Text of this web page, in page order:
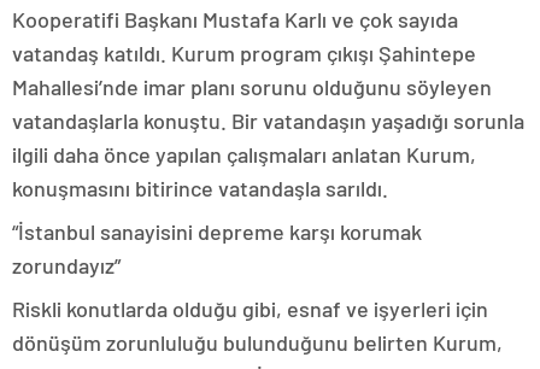
Kooperatifi Başkanı Mustafa Karlı ve çok sayıda
vatandaş katıldı. Kurum program çıkışı Şahintepe
Mahallesi’nde imar planı sorunu olduğunu söyleyen
vatandaşlarla konuştu. Bir vatandaşın yaşadığı sorunla
ilgili daha önce yapılan çalışmaları anlatan Kurum,
konuşmasını bitirince vatandaşla sarıldı.
“İstanbul sanayisini depreme karşı korumak
zorundayız”
Riskli konutlarda olduğu gibi, esnaf ve işyerleri için
dönüşüm zorunluluğu bulunduğunu belirten Kurum,